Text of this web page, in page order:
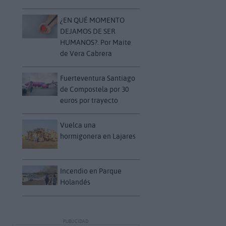
¿EN QUÉ MOMENTO
DEJAMOS DE SER
HUMANOS?. Por Maite
de Vera Cabrera
Fuerteventura Santiago
de Compostela por 30
euros por trayecto
Vuelca una
hormigonera en Lajares
Incendio en Parque
Holandés
PUBLICIDAD